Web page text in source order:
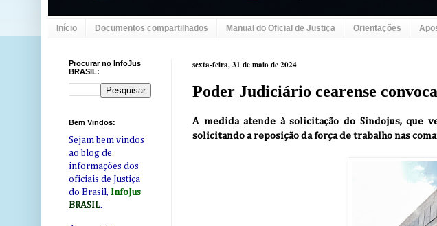
Início Documentos compartilhados Manual do Oficial de Justiça Orientações
sexta-feira, 31 de maio de 2024
Poder Judiciário cearense
A medida atende à solicitação do Sindojus, que
solicitando a reposição da força de trabalho nas
Procurar no InfoJus
BRASIL:
Bem Vindos:
Sejam bem vindos
ao blog de
informações dos
oficiais de Justiça
do Brasil, InfoJus
BRASIL.